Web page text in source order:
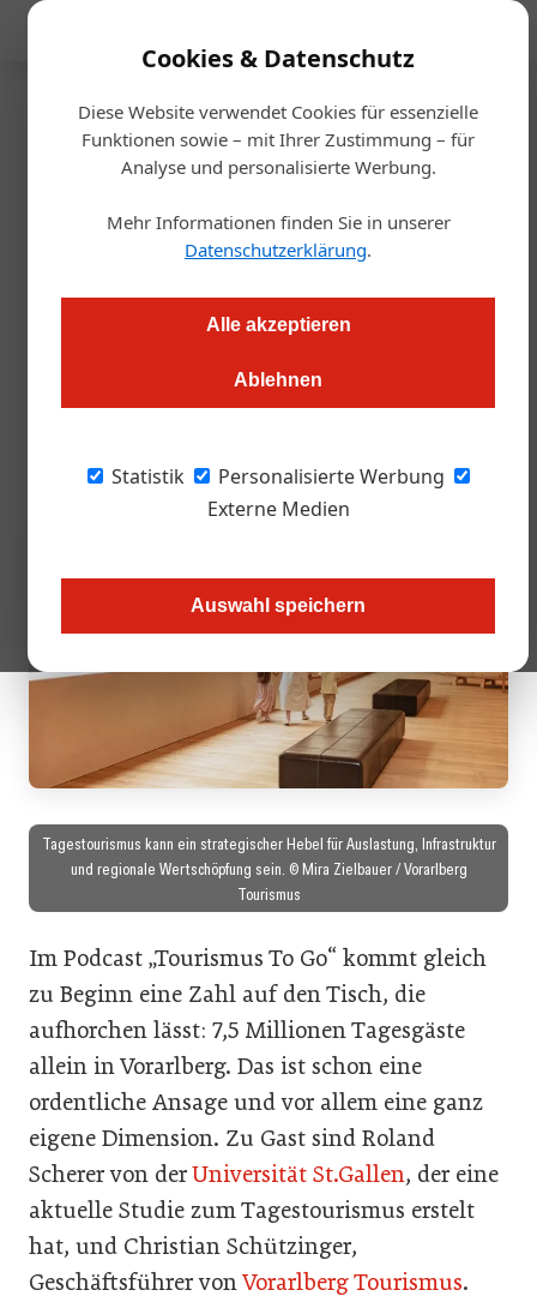
Cookies & Datenschutz
Diese Website verwendet Cookies für essenzielle
Funktionen sowie – mit Ihrer Zustimmung – für
Analyse und personalisierte Werbung.
Mehr Informationen finden Sie in unserer
Datenschutzerklärung.
Alle akzeptieren
Ablehnen
Statistik
Personalisierte Werbung
Externe Medien
Auswahl speichern
Startseite/Allgemein
Jeder fünfte Euro kommt vom
Tagesgast
Neue Studie: Wie Vorarlberg den Freizeit- und
Naherholungstourismus strategisch neu denkt und warum
Jetzt mit Podcastfolge!
Tagestourismus kann ein strategischer Hebel für Auslastung, Infrastruktur
und regionale Wertschöpfung sein. © Mira Zielbauer / Vorarlberg
Tourismus
Im Podcast „Tourismus To Go“ kommt gleich
zu Beginn eine Zahl auf den Tisch, die
aufhorchen lässt: 7,5 Millionen Tagesgäste
allein in Vorarlberg. Das ist schon eine
ordentliche Ansage und vor allem eine ganz
eigene Dimension. Zu Gast sind Roland
Scherer von derUniversität St.Gallen, der eine
aktuelle Studie zum Tagestourismus erstelt
hat, und Christian Schützinger,
Geschäftsführer vonVorarlberg Tourismus.